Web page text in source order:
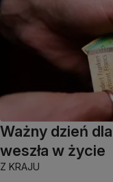
Ważny dzień
weszła w życie
Z KRAJU